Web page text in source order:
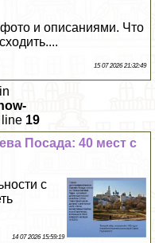
фото и описаниями. Что
15 07 2026 21:32:49
19
Посада: 40 мест с
с
14 07 2026 15:59:19